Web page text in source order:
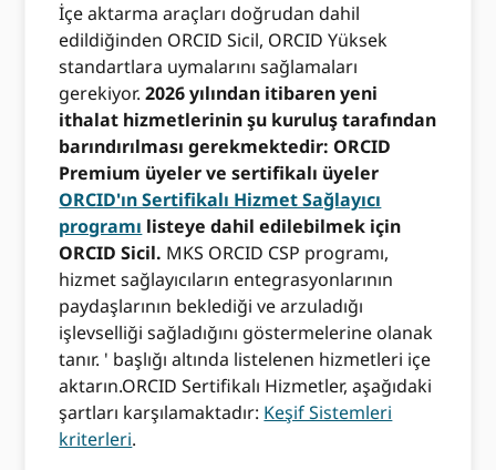
İçe aktarma araçları doğrudan dahil
edildiğinden ORCID Sicil, ORCID Yüksek
standartlara uymalarını sağlamaları
gerekiyor.2026 yılından itibaren yeni
ithalat hizmetlerinin şu kuruluş tarafından
barındırılması gerekmektedir: ORCID
Premium üyeler ve sertifikalı üyeler
ORCID'ın Sertifikalı Hizmet Sağlayıcı
programı listeye dahil edilebilmek için
ORCID Sicil. MKS ORCID CSP programı,
hizmet sağlayıcıların entegrasyonlarının
paydaşlarının beklediği ve arzuladığı
işlevselliği sağladığını göstermelerine olanak
tanır. ' başlığı altında listelenen hizmetleri içe
aktarın.ORCID Sertifikalı Hizmetler, aşağıdaki
şartları karşılamaktadır: Keşif Sistemleri
kriterleri.